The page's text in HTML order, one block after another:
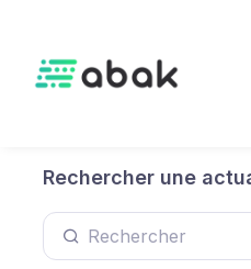
Rechercher une